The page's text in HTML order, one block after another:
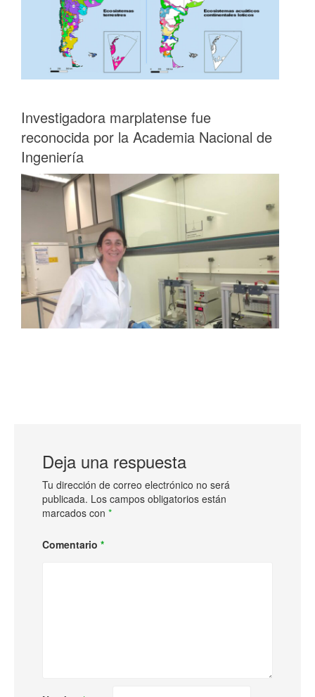
Investigadora marplatense fue
reconocida por la Academia Nacional de
Ingeniería
Deja una respuesta
Tu dirección de correo electrónico no será
publicada. Los campos obligatorios están
marcados con *
Comentario *